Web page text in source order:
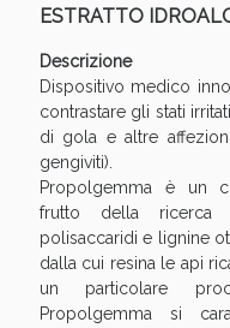
ESTRATTO
Descrizione
Dispositivo medico
contrastare gli stati
di gola e altre
gengiviti).
Propolgemma è un
frutto della ricerca
polisaccaridi e lignine
dalla cui resina le api
un particolare
Propolgemma si